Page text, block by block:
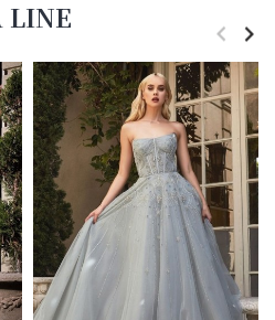
LINE